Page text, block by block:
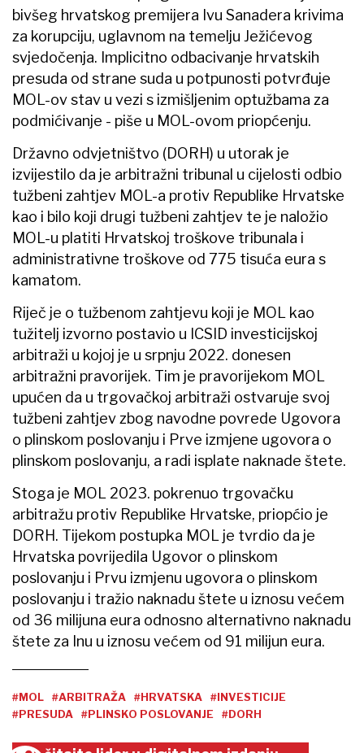
bivšeg hrvatskog premijera Ivu Sanadera krivima
za korupciju, uglavnom na temelju Ježićevog
svjedočenja. Implicitno odbacivanje hrvatskih
presuda od strane suda u potpunosti potvrđuje
MOL-ov stav u vezi s izmišljenim optužbama za
podmićivanje - piše u MOL-ovom priopćenju.
Državno odvjetništvo (DORH) u utorak je
izvijestilo da je arbitražni tribunal u cijelosti odbio
tužbeni zahtjev MOL-a protiv Republike Hrvatske
kao i bilo koji drugi tužbeni zahtjev te je naložio
MOL-u platiti Hrvatskoj troškove tribunala i
administrativne troškove od 775 tisuća eura s
kamatom.
Riječ je o tužbenom zahtjevu koji je MOL kao
tužitelj izvorno postavio u ICSID investicijskoj
arbitraži u kojoj je u srpnju 2022. donesen
arbitražni pravorijek. Tim je pravorijekom MOL
upućen da u trgovačkoj arbitraži ostvaruje svoj
tužbeni zahtjev zbog navodne povrede Ugovora
o plinskom poslovanju i Prve izmjene ugovora o
plinskom poslovanju, a radi isplate naknade štete.
Stoga je MOL 2023. pokrenuo trgovačku
arbitražu protiv Republike Hrvatske, priopćio je
DORH. Tijekom postupka MOL je tvrdio da je
Hrvatska povrijedila Ugovor o plinskom
poslovanju i Prvu izmjenu ugovora o plinskom
poslovanju i tražio naknadu štete u iznosu većem
od 36 milijuna eura odnosno alternativno naknadu
štete za Inu u iznosu većem od 91 milijun eura.
#MOL #ARBITRAŽA #HRVATSKA
#INVESTICIJE
#PRESUDA
#PLINSKO POSLOVANJE #DORH